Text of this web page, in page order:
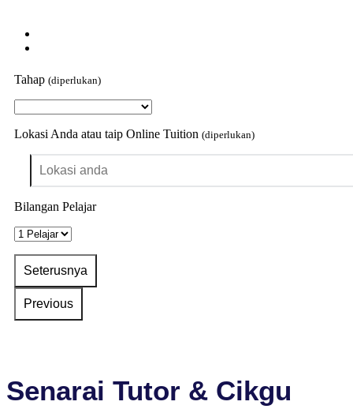
Tahap (diperlukan)
Lokasi Anda atau taip Online Tuition (diperlukan)
Bilangan Pelajar
Senarai Tutor & Cikgu